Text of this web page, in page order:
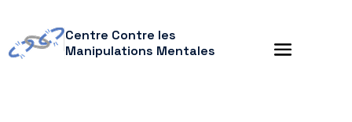
Centre Contre les
Manipulations Mentales